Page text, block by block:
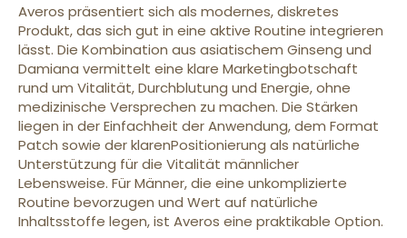
Averos präsentiert sich als modernes, diskretes
Produkt, das sich gut in eine aktive Routine integrieren
lässt. Die Kombination aus asiatischem Ginseng und
Damiana vermittelt eine klare Marketingbotschaft
rund um Vitalität, Durchblutung und Energie, ohne
medizinische Versprechen zu machen. Die Stärken
liegen in der Einfachheit der Anwendung, dem Format
Patch sowie der klarenPositionierung als natürliche
Unterstützung für die Vitalität männlicher
Lebensweise. Für Männer, die eine unkomplizierte
Routine bevorzugen und Wert auf natürliche
Inhaltsstoffe legen, ist Averos eine praktikable Option.